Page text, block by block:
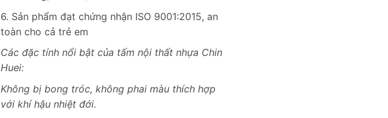
6. Sản phẩm đạt chứng nhận ISO 9001:2015, an
toàn cho cả trẻ em
Các đặc tính nổi bật của tấm nội thất nhựa Chin
Huei:
Không bị bong tróc, không phai màu thích hợp
với khí hậu nhiệt đới.